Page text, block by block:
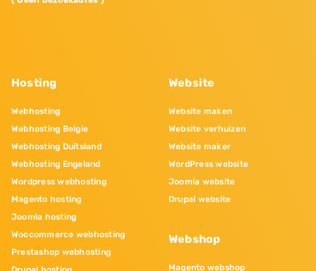
Hosting
Webhosting
Webhosting Belgie
Webhosting Duitsland
Webhosting Engeland
Wordpress webhosting
Magento hosting
Joomla hosting
Woocommerce webhosting
Prestashop webhosting
Website
Website maken
Website verhuizen
Website maker
WordPress website
Joomla website
Drupal website
Webshop
Magento webshop